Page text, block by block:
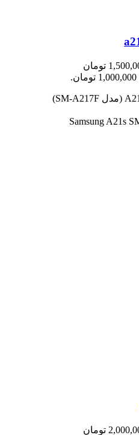
قیمت اصلی: 1,500,000 تومان
قیمت اصلی: 2,000,000 تومان